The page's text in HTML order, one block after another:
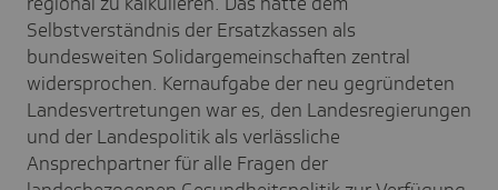
Selbstverständnis der Ersatzkassen als
bundesweiten Solidargemeinschaften zentral
widersprochen. Kernaufgabe der neu gegründeten
Landesvertretungen war es, den Landesregierungen
und der Landespolitik als verlässliche
Ansprechpartner für alle Fragen der